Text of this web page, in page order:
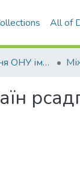
All of
Наукові видання ОНУ імені І. І. Мечникова